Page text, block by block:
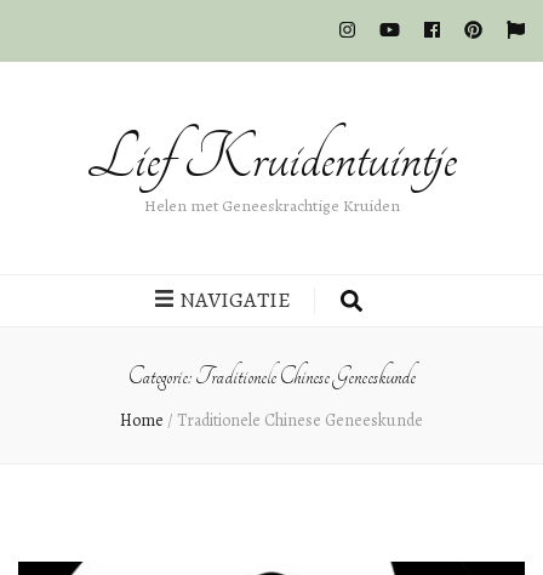
Lief Kruidentuintje
Helen met Geneeskrachtige Kruiden
NAVIGATIE
Categorie: Traditionele Chinese Geneeskunde
Home / Traditionele Chinese Geneeskunde